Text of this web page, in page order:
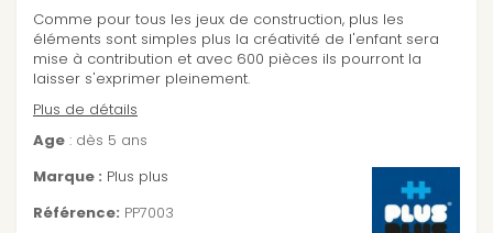
Comme pour tous les jeux de construction, plus les
éléments sont simples plus la créativité de l'enfant sera
mise à contribution et avec 600 pièces ils pourront la
laisser s'exprimer pleinement.
Plus de détails
Age : dès 5 ans
Marque : Plus plus
Référence: PP7003